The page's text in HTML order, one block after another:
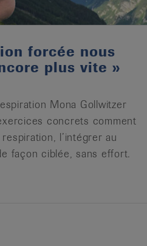
forcée nous
plus vite »
Mona Gollwitzer
concrets comment
l’intégrer au
façon ciblée, sans effort.